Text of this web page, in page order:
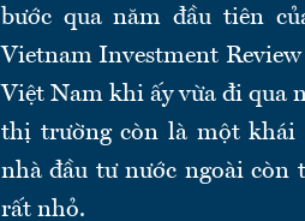
bước qua năm đầu tiên
Vietnam Investment
Việt Nam khi ấy vừa đi qua
thị trường còn là một khái
nhà đầu tư nước ngoài
rất nhỏ.